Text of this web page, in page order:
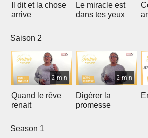
Il dit et la chose
arrive
Le miracle est
dans tes yeux
Saison 2
2 min
Quand le rêve
renait
2 min
Digérer la
promesse
Season 1